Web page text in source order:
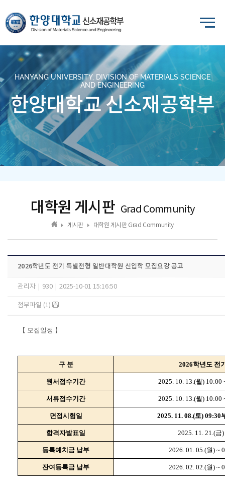
HANYANG UNIVERSITY, DIVISION OF MATERIALS SCIENCE
AND ENGINEERING
한양대학교 신소재공학부
대학원 게시판 Grad Community
게시판 대학원 게시판 Grad Community
2026학년도 전기 특별전형 일반대학원 신입학 모집요강 공고
관리자 930 2025-10-01 15:16:50
첨부파일 (1)
【 모집일정 】
구 분 2026학년도 전
원서접수기간 2025. 10. 13.(월) 10:00
서류접수기간 2025. 10. 13.(월) 10:00
면접시험일 2025. 11. 08.(토) 09:30
합격자발표일 2025. 11. 21.(금
등록예치금 납부 2026. 01. 05.(월) ~
잔여등록금 납부 2026. 02. 02.(월) ~